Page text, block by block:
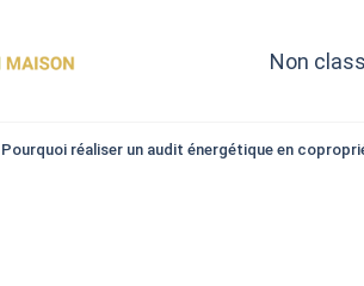
Non
Pourquoi réaliser un audit énergétique en